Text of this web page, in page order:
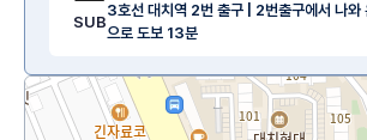
SUB
3호선 대치역 2번 출구 | 2번출구에서 나와
으로 도보 13분